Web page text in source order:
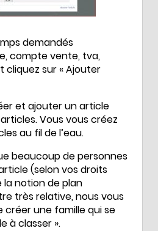
demandés
compte vente, tva,
cliquez sur « Ajouter
et ajouter un article
Vous vous créez
au fil de l’eau.
beaucoup de personnes
(selon vos droits
notion de plan
très relative, nous vous
créer une famille qui se
à classer ».